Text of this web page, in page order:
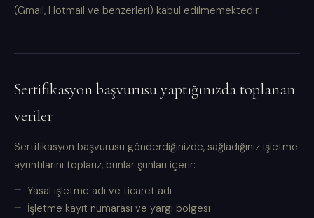
(Gmail, Hotmail ve benzerleri) kabul edilmemektedir.
Sertifikasyon başvurusu yaptığınızda toplanan
veriler
Sertifikasyon başvurusu gönderdiğinizde, sağladığınız işletme
ayrıntılarını toplarız, bunlar şunları içerir:
Yasal işletme adı ve ticaret adı
İşletme kayıt numarası ve yargı bölgesi